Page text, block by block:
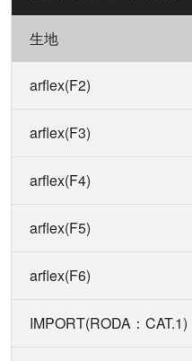
生地
arflex(F2)
arflex(F3)
arflex(F4)
arflex(F5)
arflex(F6)
IMPORT(RODA：CAT.1)